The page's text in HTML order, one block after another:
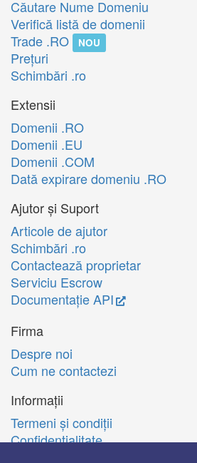
Căutare Nume Domeniu
Verifică listă de domenii
Trade .RO
NOU
Preţuri
Schimbări .ro
Extensii
Domenii .RO
Domenii .EU
Domenii .COM
Dată expirare domeniu .RO
Ajutor și Suport
Articole de ajutor
Schimbări .ro
Contactează proprietar
Serviciu Escrow
Documentație API
Firma
Despre noi
Cum ne contactezi
Informații
Termeni şi condiţii
Confidenţialitate